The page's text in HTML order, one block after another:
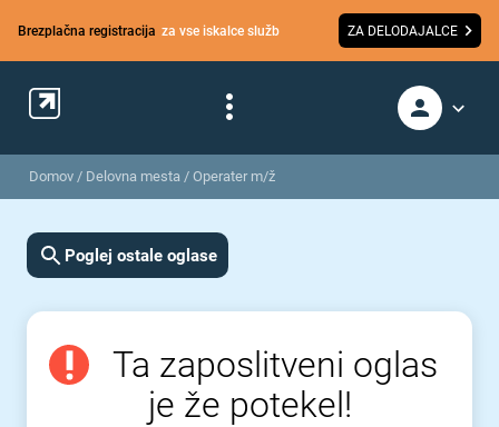
Brezplačna registracija za vse iskalce služb ZA DELODAJALCE
Domov / Delovna mesta / Operater m/ž
Poglej ostale oglase
Ta zaposlitveni oglas
je že potekel!